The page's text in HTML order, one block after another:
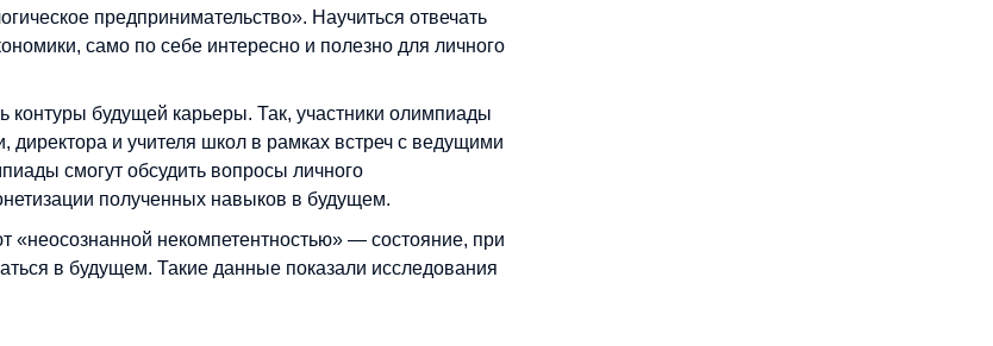
предпринимательство». Научиться отвечать
само по себе интересно и полезно для личного
будущей карьеры. Так, участники олимпиады
директора и учителя школ в рамках встреч с ведущими
смогут обсудить вопросы личного
полученных навыков в будущем.
некомпетентностью» — состояние, при
в будущем. Такие данные показали исследования